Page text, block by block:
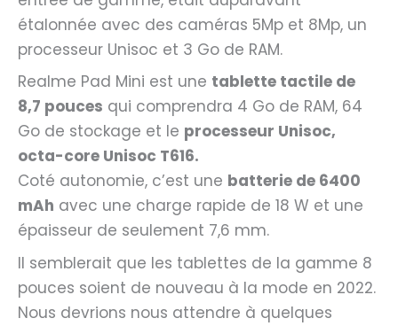
étalonnée avec des caméras 5Mp et 8Mp, un
processeur Unisoc et 3 Go de RAM.
Realme Pad Mini est une tablette tactile de
8,7 pouces qui comprendra 4 Go de RAM, 64
Go de stockage et le processeur Unisoc,
octa-core Unisoc T616.
Coté autonomie, c’est une batterie de 6400
mAh avec une charge rapide de 18 W et une
épaisseur de seulement 7,6 mm.
Il semblerait que les tablettes de la gamme 8
pouces soient de nouveau à la mode en 2022.
Nous devrions nous attendre à quelques